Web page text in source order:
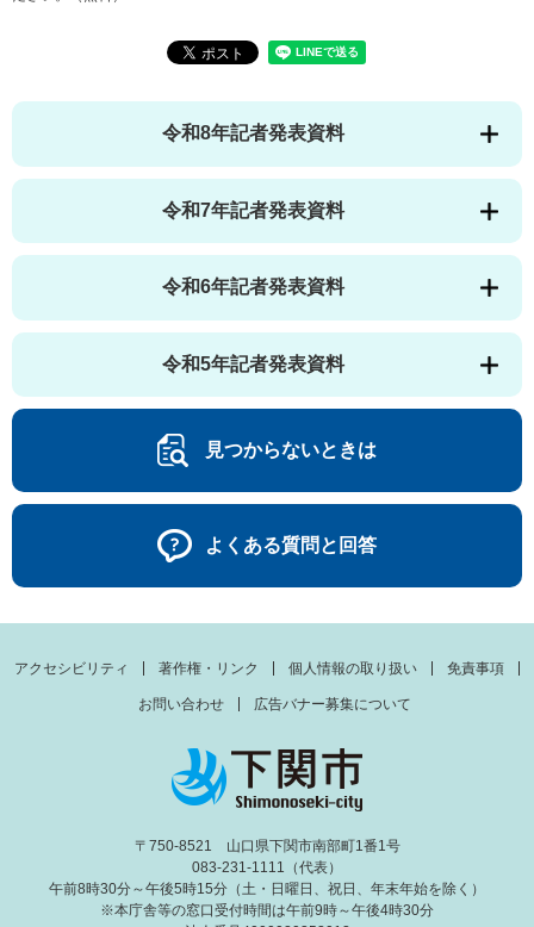
令和8年記者発表資料
令和7年記者発表資料
令和6年記者発表資料
令和5年記者発表資料
見つからないときは
よくある質問と回答
アクセシビリティ 著作権・リンク 個人情報の取り扱い 免責事項
お問い合わせ 広告バナー募集について
〒750-8521 山口県下関市南部町1番1号
083-231-1111（代表）
午前8時30分～午後5時15分（土・日曜日、祝日、年末年始を除く）
※本庁舎等の窓口受付時間は午前9時～午後4時30分